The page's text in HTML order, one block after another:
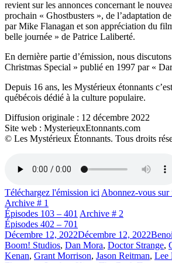
revient sur les annonces concernant le
prochain « Ghostbusters », de l’adaptation
par Mike Flanagan et son appréciation du
belle journée » de Patrice Laliberté.
En dernière partie d’émission, nous
Christmas Special » publié en 1997 par «
Depuis 16 ans, les Mystérieux étonnants
québécois dédié à la culture populaire.
Diffusion originale : 12 décembre 2022
Site web : MysterieuxEtonnants.com
© Les Mystérieux Étonnants. Tous droits
Téléchargez l'émission ici Abonnez-vous sur
Archive # 1
Épisodes 103 – 401 Archive # 2
Épisodes 402 – 701
Publié
le
Décembre 12, 2022Décembre 12, 2022
Boom! Studios, Dan Mora, Doctor Strange,
Kenan, Grant Morrison, Jason Reitman, Lee